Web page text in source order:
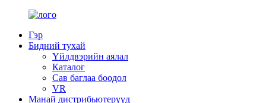
Гэр
Бидний тухай
Үйлдвэрийн аялал
Каталог
Сав баглаа боодол
VR
Манай дистрибьютерүүд